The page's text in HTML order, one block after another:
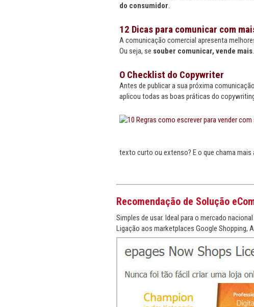
do consumidor.
12 Dicas para comunicar com
A comunicação comercial apresenta
Ou seja, se souber comunicar, vende mais
O Checklist do Copywriter
Antes de publicar a sua próxima
aplicou todas as boas práticas do
texto curto ou extenso? E o que chama
Recomendação de Solução
Simples de usar. Ideal para o mercado
Ligação aos marketplaces Google Shopping,